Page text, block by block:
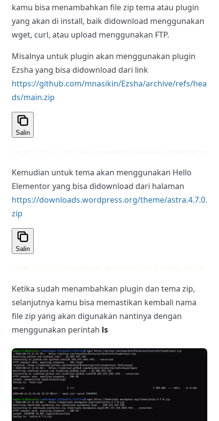
kamu bisa menambahkan file zip tema atau plugin
yang akan di install, baik didownload menggunakan
wget, curl, atau upload menggunakan FTP.
Misalnya untuk plugin akan menggunakan plugin
Ezsha yang bisa didownload dari link
https://github.com/mnasikin/Ezsha/archive/refs/hea
ds/main.zip
Salin
Kemudian untuk tema akan menggunakan Hello
Elementor yang bisa didownload dari halaman
https://downloads.wordpress.org/theme/astra.4.7.0.
zip
Salin
Ketika sudah menambahkan plugin dan tema zip,
selanjutnya kamu bisa memastikan kembali nama
file zip yang akan digunakan nantinya dengan
menggunakan perintah ls